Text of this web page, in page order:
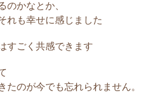
ことも可愛がってくれる彼氏
き合い始めるまでわんちゃんが苦手
ようになりました。私が愛犬を可愛
がってくれることに幸...
のかなとか、
れも幸せに感じました
すごく共感できます
のが今でも忘れられません。